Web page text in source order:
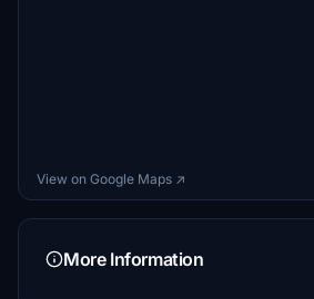
View on Google Maps ↗
More Information